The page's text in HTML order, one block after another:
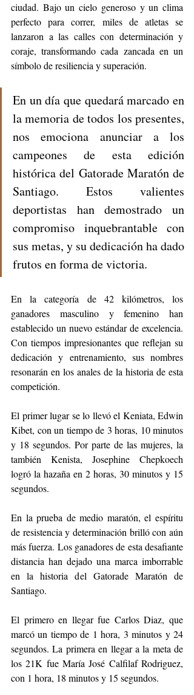
ciudad. Bajo un cielo generoso y un clima
perfecto para correr, miles de atletas se
lanzaron a las calles con determinación y
coraje, transformando cada zancada en un
símbolo de resiliencia y superación.
En un día que quedará marcado en
la memoria de todos los presentes,
nos emociona anunciar a los
campeones de esta edición
histórica del Gatorade Maratón de
Santiago. Estos valientes
deportistas han demostrado un
compromiso inquebrantable con
sus metas, y su dedicación ha dado
frutos en forma de victoria.
En la categoría de 42 kilómetros, los
ganadores masculino y femenino han
establecido un nuevo estándar de excelencia.
Con tiempos impresionantes que reflejan su
dedicación y entrenamiento, sus nombres
resonarán en los anales de la historia de esta
competición.
El primer lugar se lo llevó el Keniata, Edwin
Kibet, con un tiempo de 3 horas, 10 minutos
y 18 segundos. Por parte de las mujeres, la
también Kenista, Josephine Chepkoech
logró la hazaña en 2 horas, 30 minutos y 15
segundos.
En la prueba de medio maratón, el espíritu
de resistencia y determinación brilló con aún
más fuerza. Los ganadores de esta desafiante
distancia han dejado una marca imborrable
en la historia del Gatorade Maratón de
Santiago.
El primero en llegar fue Carlos Diaz, que
marcó un tiempo de 1 hora, 3 minutos y 24
segundos. La primera en llegar a la meta de
los 21K fue María José Calfilaf Rodriguez,
con 1 hora, 18 minutos y 15 segundos.